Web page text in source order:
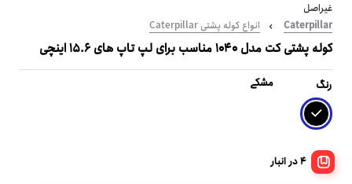
غیراصل
Caterpillar
انواع کوله پشتی Caterpillar
کوله پشتی کت مدل 1040 مناسب برای لپ تاپ های 15.6 اینچی
رنگ مشکی
4 در انبار